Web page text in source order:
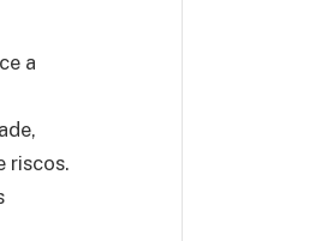
a
riscos.